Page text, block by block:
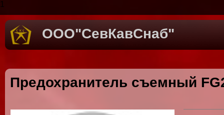
1
ООО"СевКавСнаб"
Предохранитель съемный